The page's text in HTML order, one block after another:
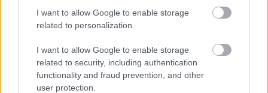
I want to allow Google to enable storage
related to personalization.
I want to allow Google to enable storage
related to security, including authentication
functionality and fraud prevention, and other
user protection.